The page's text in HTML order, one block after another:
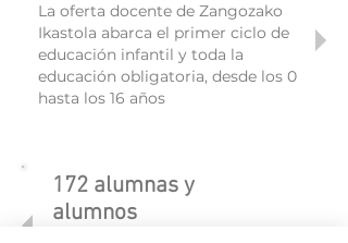
La oferta docente de Zangozako
Ikastola abarca el primer ciclo de
educación infantil y toda la
educación obligatoria, desde los 0
hasta los 16 años
172 alumnas y
alumnos